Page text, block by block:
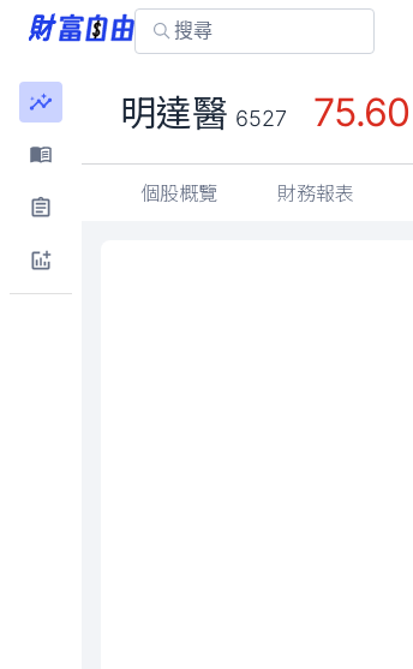
明達醫 6527 75.60
個股概覽 財務報表